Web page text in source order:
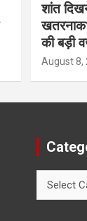
शांत
की बड़ी
August 8,